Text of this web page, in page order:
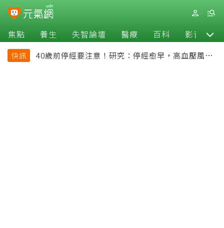
焦點 養生 失智論壇 醫療 百科 影音
快訊
40歲前停經要注意！研究：停經愈早，高血壓風險